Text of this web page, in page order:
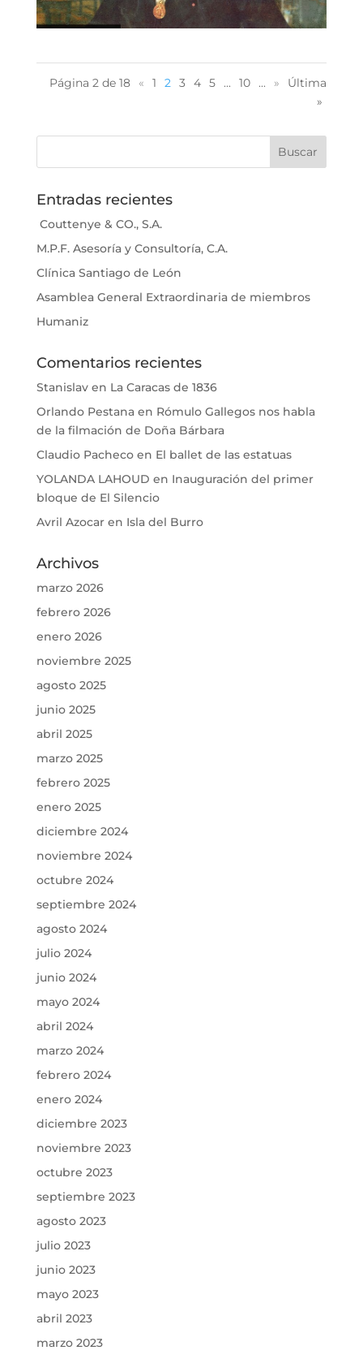
Página 2 de 18 « 1 2 3 4 5 ... 10 ... »
Última
»
Entradas recientes
Couttenye & CO., S.A.
M.P.F. Asesoría y Consultoría, C.A.
Clínica Santiago de León
Asamblea General Extraordinaria de miembros
Humaniz
Comentarios recientes
Stanislaven La Caracas de 1836
Orlando Pestanaen Rómulo Gallegos nos habla
de la filmación de Doña Bárbara
Claudio Pachecoen El ballet de las estatuas
YOLANDA LAHOUD en Inauguración del primer
bloque de El Silencio
Avril Azocaren Isla del Burro
Archivos
marzo 2026
febrero 2026
enero 2026
noviembre 2025
agosto 2025
junio 2025
abril 2025
marzo 2025
febrero 2025
enero 2025
diciembre 2024
noviembre 2024
octubre 2024
septiembre 2024
agosto 2024
julio 2024
junio 2024
mayo 2024
abril 2024
marzo 2024
febrero 2024
enero 2024
diciembre 2023
noviembre 2023
octubre 2023
septiembre 2023
agosto 2023
julio 2023
junio 2023
mayo 2023
abril 2023
marzo 2023